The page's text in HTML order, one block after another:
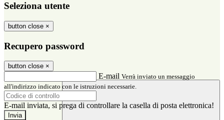
Seleziona utente
button close ×
Recupero password
button close ×
E-mail Verrà inviato un messaggio
all'indirizzo indicato con le istruzioni necessarie.
E-mail inviata, si prega di controllare la casella di posta elettronica!